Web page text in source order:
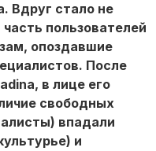
Вдруг стало не
пользователей
опоздавшие
После
в лице его
свободных
впадали
и